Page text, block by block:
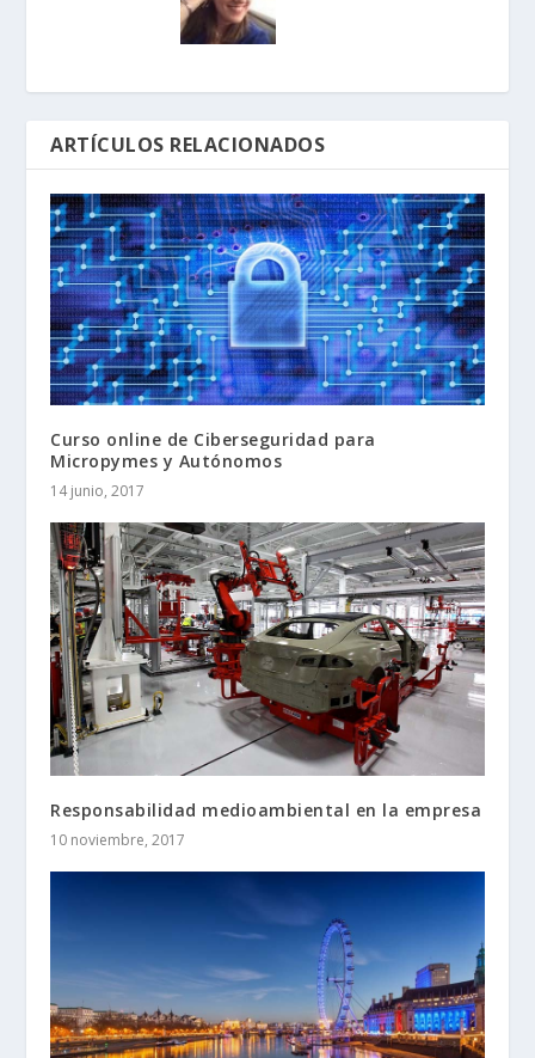
ARTÍCULOS RELACIONADOS
Curso online de Ciberseguridad para
Micropymes y Autónomos
14 junio, 2017
Responsabilidad medioambiental en la empresa
10 noviembre, 2017